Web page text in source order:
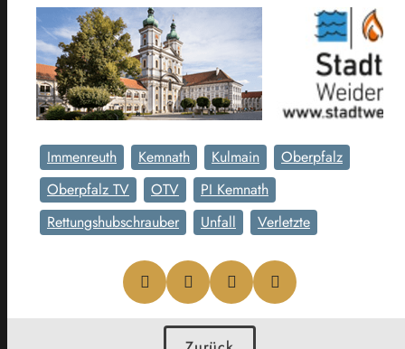
Immenreuth Kemnath Kulmain
Oberpfalz
Oberpfalz TV
OTV
PI Kemnath
Rettungshubschrauber
Unfall Verletzte